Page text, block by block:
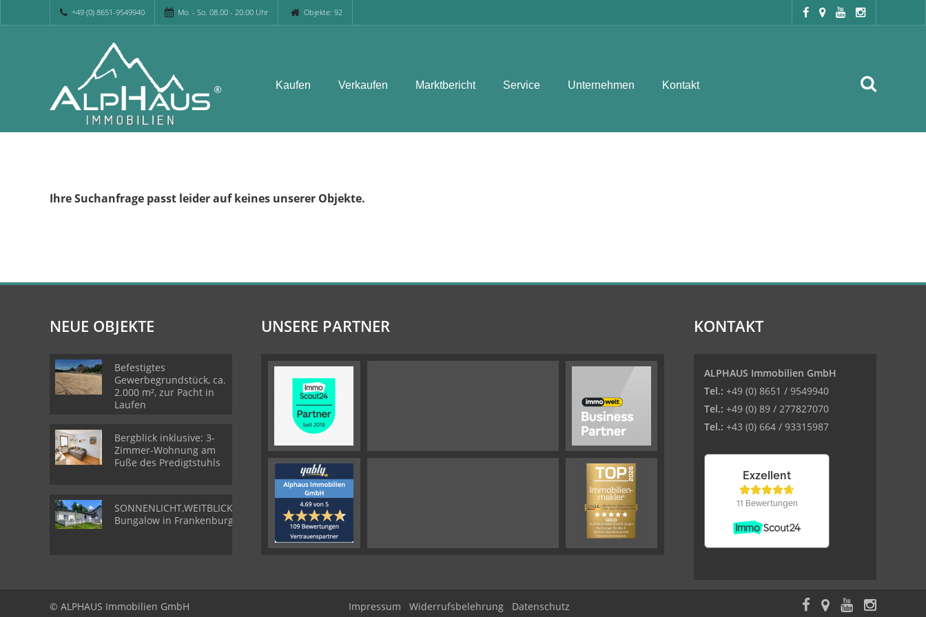
+49 (0) 8651-9549940 Mo. - So. 08.00 - 20.00 Uhr Objekte: 92
Kaufen Verkaufen Marktbericht Service Unternehmen Kontakt
Ihre Suchanfrage passt leider auf keines unserer Objekte.
NEUE OBJEKTE
Befestigtes
Gewerbegrundstück, ca.
2.000 m², zur Pacht in
Laufen
Bergblick inklusive: 3-
Zimmer-Wohnung am
Fuße des Predigtstuhls
SONNENLICHT,WEITBLICK,WOHLGEFÜHL-
Bungalow in Frankenburg
UNSERE PARTNER KONTAKT
ALPHAUS Immobilien GmbH
Tel.: +49 (0) 8651 / 9549940
Tel.: +49 (0) 89 / 277827070
Tel.: +43 (0) 664 / 93315987
© ALPHAUS Immobilien GmbH Impressum Widerrufsbelehrung Datenschutz